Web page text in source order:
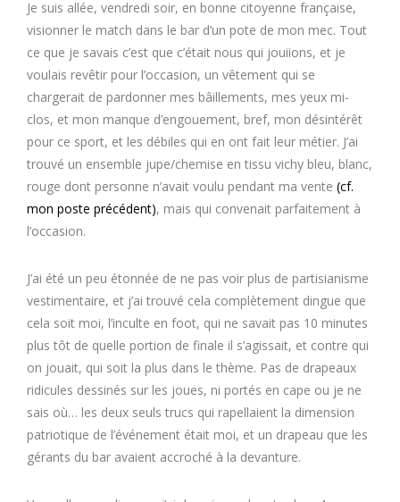
Je suis allée, vendredi soir, en bonne citoyenne française,
visionner le match dans le bar d’un pote de mon mec. Tout
ce que je savais c’est que c’était nous qui jouiions, et je
voulais revêtir pour l’occasion, un vêtement qui se
chargerait de pardonner mes bâillements, mes yeux mi-
clos, et mon manque d’engouement, bref, mon désintérêt
pour ce sport, et les débiles qui en ont fait leur métier. J’ai
trouvé un ensemble jupe/chemise en tissu vichy bleu, blanc,
rouge dont personne n’avait voulu pendant ma vente (cf.
mon poste précédent), mais qui convenait parfaitement à
l’occasion.
J’ai été un peu étonnée de ne pas voir plus de partisianisme
vestimentaire, et j’ai trouvé cela complètement dingue que
cela soit moi, l’inculte en foot, qui ne savait pas 10 minutes
plus tôt de quelle portion de finale il s’agissait, et contre qui
on jouait, qui soit la plus dans le thème. Pas de drapeaux
ridicules dessinés sur les joues, ni portés en cape ou je ne
sais où… les deux seuls trucs qui rapellaient la dimension
patriotique de l’événement était moi, et un drapeau que les
gérants du bar avaient accroché à la devanture.